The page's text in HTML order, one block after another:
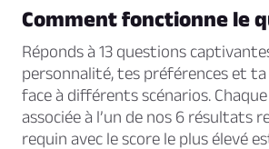
Comment fonctionne le
Réponds à 13 questions
personnalité, tes préférences et
face à différents scénarios.
associée à l’un de nos 6 résultats
requin avec le score le plus élevé